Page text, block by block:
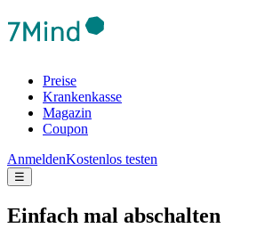
Preise
Krankenkasse
Magazin
Coupon
AnmeldenKostenlos testen
☰
Einfach mal abschalten